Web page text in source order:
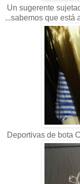
Un sugerente
...sabemos que está
Deportivas de bota